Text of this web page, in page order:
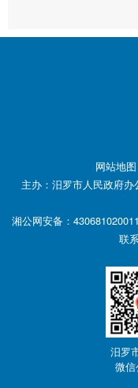
网站地图
主办：汨罗市人民政府
湘公网安备：
联
汨罗
微